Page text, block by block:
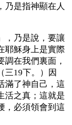
乃是指神顯在人
，乃是說，要讓
耶穌身上是實際
在我們裏面，
三19下。）因
滿了神自己，這
活之真；這就是
，必須領會到這